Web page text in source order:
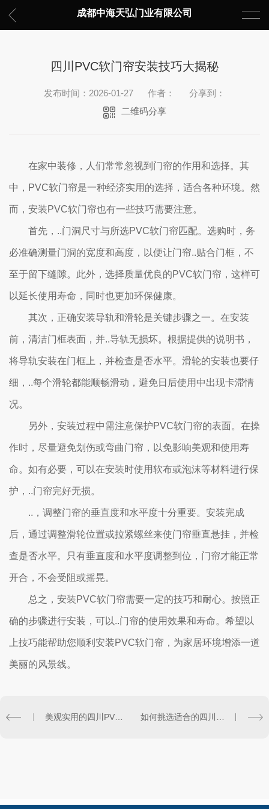
成都中海天弘门业有限公司
四川PVC软门帘安装技巧大揭秘
发布时间：2026-01-27 作者：
分享到：
二维码分享
在家中装修，人们常常忽视到门帘的作用和选择。其
中，PVC软门帘是一种经济实用的选择，适合各种环境。然
而，安装PVC软门帘也有一些技巧需要注意。
首先，..门洞尺寸与所选PVC软门帘匹配。选购时，务
必准确测量门洞的宽度和高度，以便让门帘..贴合门框，不
至于留下缝隙。此外，选择质量优良的PVC软门帘，这样可
以延长使用寿命，同时也更加环保健康。
其次，正确安装导轨和滑轮是关键步骤之一。在安装
前，清洁门框表面，并..导轨无损坏。根据提供的说明书，
将导轨安装在门框上，并检查是否水平。滑轮的安装也要仔
细，..每个滑轮都能顺畅滑动，避免日后使用中出现卡滞情
况。
另外，安装过程中需注意保护PVC软门帘的表面。在操
作时，尽量避免划伤或弯曲门帘，以免影响美观和使用寿
命。如有必要，可以在安装时使用软布或泡沫等材料进行保
护，..门帘完好无损。
..，调整门帘的垂直度和水平度十分重要。安装完成
后，通过调整滑轮位置或拉紧螺丝来使门帘垂直悬挂，并检
查是否水平。只有垂直度和水平度调整到位，门帘才能正常
开合，不会受阻或摇晃。
总之，安装PVC软门帘需要一定的技巧和耐心。按照正
确的步骤进行安装，可以..门帘的使用效果和寿命。希望以
上技巧能帮助您顺利安装PVC软门帘，为家居环境增添一道
美丽的风景线。